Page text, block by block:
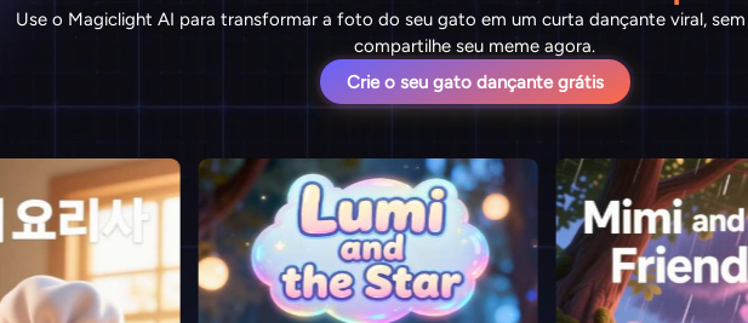
Use o Magiclight AI para transformar a foto do seu gato em um curta dançante viral, sem
compartilhe seu meme agora.
Crie o seu gato dançante grátis